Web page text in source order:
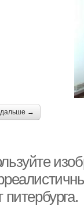
дальше →
питербурга.